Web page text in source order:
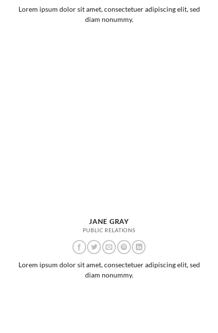
Lorem ipsum dolor sit amet, consectetuer adipiscing elit, sed
diam nonummy.
JANE GRAY
PUBLIC RELATIONS
Lorem ipsum dolor sit amet, consectetuer adipiscing elit, sed
diam nonummy.